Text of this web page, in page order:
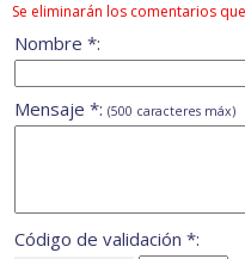
Se eliminarán los comentarios
Nombre *:
Mensaje *: (500 caracteres máx)
Código de validación *: